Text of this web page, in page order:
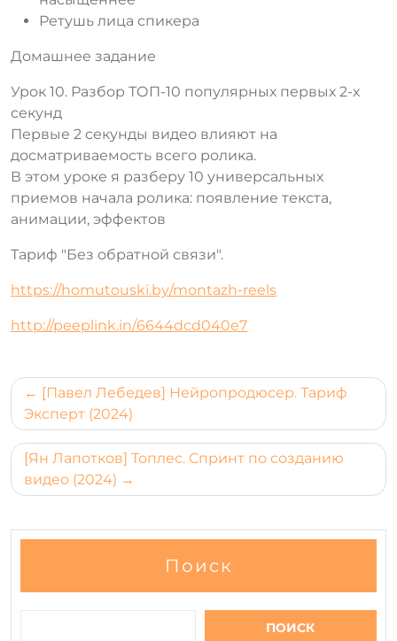
Ретушь лица спикера
Домашнее задание
Урок 10. Разбор ТОП-10 популярных первых 2-х
секунд
Первые 2 секунды видео влияют на
досматриваемость всего ролика.
В этом уроке я разберу 10 универсальных
приемов начала ролика: появление текста,
анимации, эффектов
Тариф "Без обратной связи".
https://homutouski.by/montazh-reels
http://peeplink.in/6644dcd040e7
Навигация
по
записям
[Павел Лебедев] Нейропродюсер. Тариф
Эксперт (2024)
[Ян Лапотков] Топлес. Спринт по созданию
видео (2024)
Поиск
ПОИСК